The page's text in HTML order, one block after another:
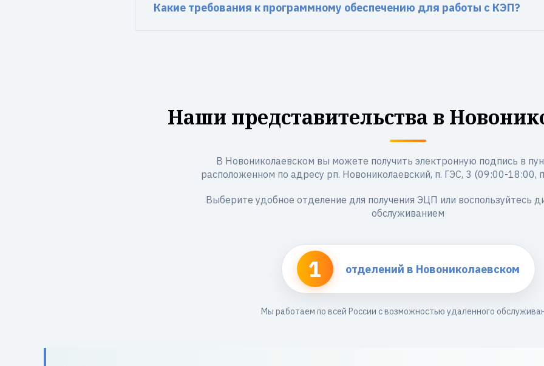
Какие требования к программному обеспечению для работы с КЭП?
Наши представительства в
В Новониколаевском вы можете получить электронную подпись в
расположенном по адресу рп. Новониколаевский, п. ГЭС, 3 (09:00-18:00,
Выберите удобное отделение для получения ЭЦП или воспользуйтесь
обслуживанием
1 отделений в Новониколаевском
Мы работаем по всей России с возможностью удаленного